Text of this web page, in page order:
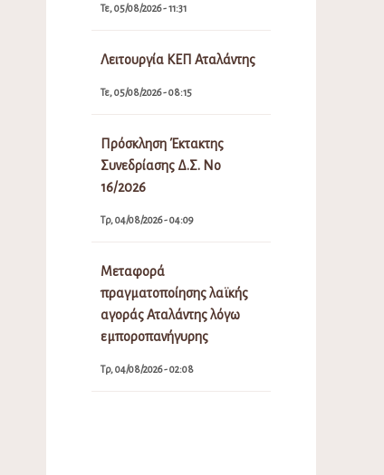
Τε, 05/08/2026 - 11:31
Λειτουργία ΚΕΠ Αταλάντης
Τε, 05/08/2026 - 08:15
Πρόσκληση Έκτακτης
Συνεδρίασης Δ.Σ. Νο
16/2026
Τρ, 04/08/2026 - 04:09
Μεταφορά
πραγματοποίησης λαϊκής
αγοράς Αταλάντης λόγω
εμποροπανήγυρης
Τρ, 04/08/2026 - 02:08